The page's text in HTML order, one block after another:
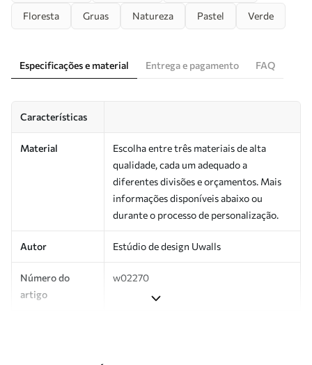
Floresta Gruas Natureza Pastel Verde
Especificações e material Entrega e pagamento FAQ
Características
Material
Escolha entre três materiais de alta
qualidade, cada um adequado a
diferentes divisões e orçamentos. Mais
informações disponíveis abaixo ou
durante o processo de personalização.
Autor Estúdio de design Uwalls
Número do
artigo
w02270